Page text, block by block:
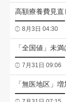
高額療養費見
8月3日 04:30
「全国値」未
7月31日 09:06
「無医地区」